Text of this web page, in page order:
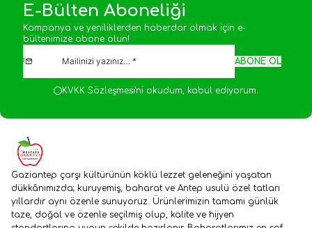
E-Bülten Aboneliği
Kampanya ve yeniliklerden haberdar olmak için e-
bültenimize abone olun!
ABONE OL
KVKK Sözleşmesi'niokudum, kabul ediyorum.
Gaziantep çarşı kültürünün köklü lezzet geleneğini yaşatan
dükkânımızda; kuruyemiş, baharat ve Antep usulü özel tatları
yıllardır aynı özenle sunuyoruz. Ürünlerimizin tamamı günlük
taze, doğal ve özenle seçilmiş olup, kalite ve hijyen